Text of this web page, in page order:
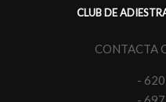
CLUB DE
CONTACTA
-